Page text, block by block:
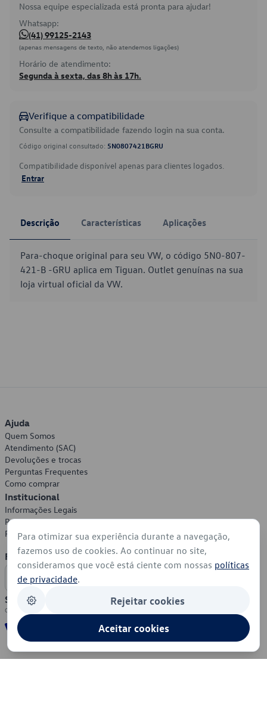
Nossa equipe especializada está pronta para ajudar!
Whatsapp:
(41) 99125-2143
(apenas mensagens de texto, não atendemos ligações)
Horário de atendimento:
Segunda à sexta, das 8h às 17h.
Verifique a compatibilidade
Consulte a compatibilidade fazendo login na sua conta.
Código original consultado: 5N0807421BGRU
Compatibilidade disponível apenas para clientes logados.
Entrar
Descrição Características Aplicações
Para-choque original para seu VW, o código 5N0-807-
421-B -GRU aplica em Tiguan. Outlet genuínas na sua
loja virtual oficial da VW.
Ajuda
Quem Somos
Atendimento (SAC)
Devoluções e trocas
Perguntas Frequentes
Como comprar
Institucional
Informações Legais
Política de Privacidade
Política de Cookies
Formas de Pagamento
Segurança
Para otimizar sua experiência durante a navegação,
fazemos uso de cookies. Ao continuar no site,
consideramos que você está ciente com nossas políticas
de privacidade.
Rejeitar cookies
Aceitar cookies